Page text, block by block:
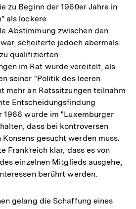
zu Beginn der 1960er Jahre in
als lockere
Abstimmung zwischen den
scheiterte jedoch abermals.
qualifizierten
im Rat wurde vereitelt, als
seiner "Politik des leeren
mehr an Ratssitzungen teilnahm
Entscheidungsfindung
1966 wurde im "Luxemburger
dass bei kontroversen
gesucht werden muss.
Frankreich klar, dass es von
einzelnen Mitglieds ausgehe,
berührt werden.
gelang die Schaffung eines